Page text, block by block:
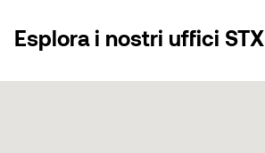
Esplora i nostri uffici